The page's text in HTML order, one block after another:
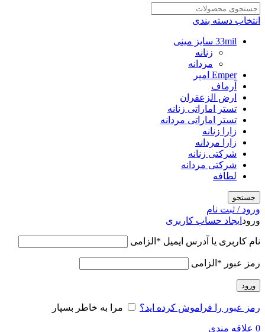
انتخاب دسته بندی
33mil سایز مینی
زنانه
مردانه
Emper امپر
آرماف
ارض الزعفران
تستر اماراتی زنانه
تستر اماراتی مردانه
زارا زنانه
زارا مردانه
شرکتی زنانه
شرکتی مردانه
لطافه
جستجو
ورود / ثبت نام
ورود ایجاد حساب کاربری
نام کاربری یا آدرس ایمیل * الزامی
رمز عبور * الزامی
ورود
رمز عبور را فراموش کرده اید؟ مرا به خاطر بسپار
0 علاقه مندی